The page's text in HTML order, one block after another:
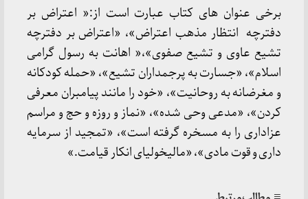
برخی عنوان های کتاب عبارت است از:« اعتراض بر
دفترچه انتظار مذهب اعتراض»، «اعتراض بر دفترچه
تشیع عاوی و تشیع صفوی»،« اهانت به رسول گرامی
اسلام»، «جسارت به پرجمداران تشیع»، «حمله کودکانه
و مغرضانه به روحانیت»، «خود را مانند پیامبران معرفی
کردن»، «مدعی وحی شده»، «نماز و روزه و حج و مراسم
عزاداری را به مسخره گرفته است»، «تمجید از سرمایه
داری و قوت مادی»، «مالیخولیای انکار قیامت.»